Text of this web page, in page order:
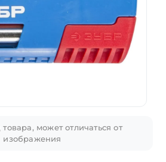
может отличаться от
изображения